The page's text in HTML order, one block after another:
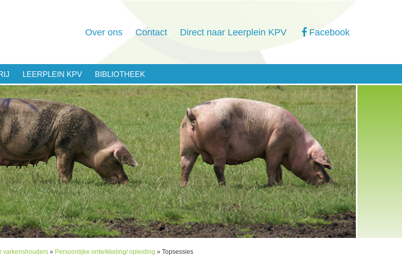
Over ons Contact Direct naar Leerplein KPV Facebook
LEERPLEIN KPV BIBLIOTHEEK
varkenshouders » Persoonlijke ontwikkeling/ opleiding » Topsessies